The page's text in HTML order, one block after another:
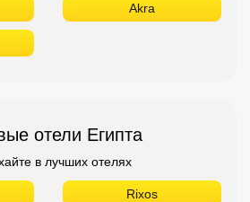
Akra
отели Египта
в лучших отелях
Rixos